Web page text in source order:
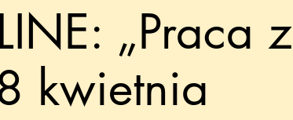
„Praca z
kwietnia